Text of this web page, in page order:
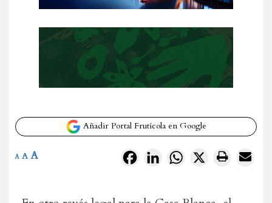
Añadir Portal Frutícola en Google
FacebookLinkedInWhatsApp
X
A A A